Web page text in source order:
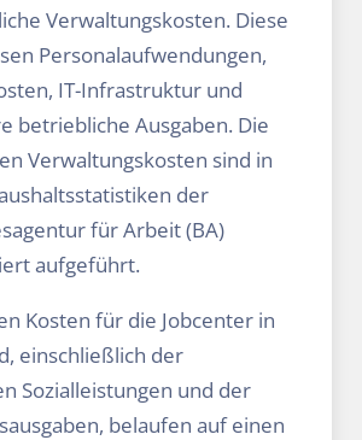
Verwaltungskosten. Diese
Personalaufwendungen,
IT-Infrastruktur und
betriebliche Ausgaben. Die
Verwaltungskosten sind in
der
für Arbeit (BA)
aufgeführt.
Kosten für die Jobcenter in
einschließlich der
Sozialleistungen und der
belaufen auf einen